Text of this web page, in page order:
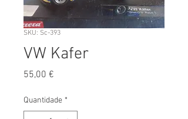
SKU: Sc-393
VW Kafer
55,00 €
Quantidade *